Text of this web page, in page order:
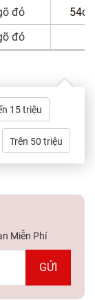
đỏ
đỏ
15 triệu
Trên 50 triệu
Miễn Phí